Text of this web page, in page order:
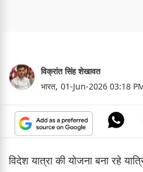
विक्रांत सिंह शेखावत
भारत, 01-Jun-2026 03:18
विदेश यात्रा की योजना बना रहे